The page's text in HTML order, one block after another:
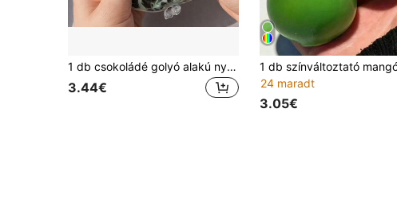
1 db csokoládé golyó alakú nyomható játék csokoládé golyóval belül, stresszoldó, tinédzsereknek, diákoknak és irodai dolgozóknak, ideális iskolai kellék, parti ajándék, ajándéktasak töltője, kiváló iskolakezdéshez, születésnapra és ünnepekre ajándéknak
3.44€
24 maradt
3.05€